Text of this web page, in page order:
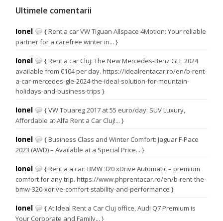
Ultimele comentarii
Ionel
{ Rent a car VW Tiguan Allspace 4Motion: Your reliable
partner for a carefree winter in... }
Ionel
{ Rent a car Cluj: The New Mercedes-Benz GLE 2024
available from €104 per day. https://idealrentacar.ro/en/b-rent-
a-car-mercedes-gle-2024-the-ideal-solution-for-mountain-
holidays-and-business-trips }
Ionel
{ VW Touareg 2017 at 55 euro/day: SUV Luxury,
Affordable at Alfa Rent a Car Cluj!... }
Ionel
{ Business Class and Winter Comfort: Jaguar F-Pace
2023 (AWD) – Available at a Special Price... }
Ionel
{ Rent a a car: BMW 320 xDrive Automatic – premium
comfort for any trip. https://www.phprentacar.ro/en/b-rent-the-
bmw-320-xdrive-comfort-stability-and-performance }
Ionel
{ At Ideal Rent a Car Cluj office, Audi Q7 Premium is
Your Corporate and Family... }